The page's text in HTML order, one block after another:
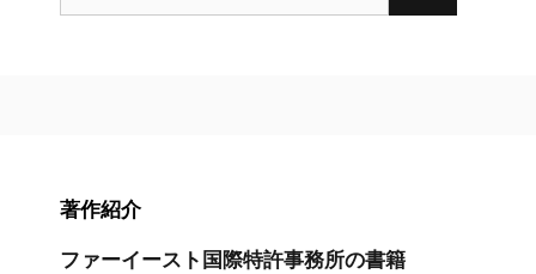
索:
著作紹介
ファーイースト国際特許事務所の書籍